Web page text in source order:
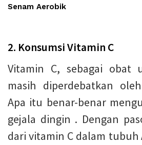
Senam Aerobik
2. Konsumsi Vitamin C
Vitamin C, sebagai obat
masih diperdebatkan
Apa itu benar-benar
gejala dingin . Dengan
dari vitamin C dalam tubuh